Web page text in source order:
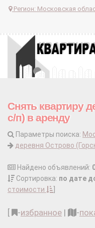
Регион: Московская
Снять квартиру
с/п) в аренду
Параметры поиска:
деревня Острово
Найдено объявлений:
Сортировка: по дате
стоимости
-избранное | -